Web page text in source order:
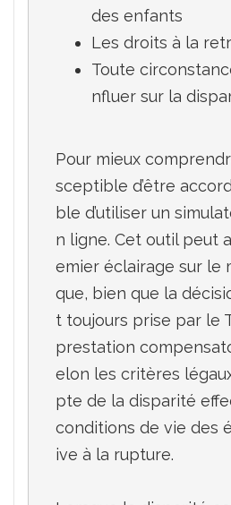
des enfants
Les droits à la
Toute
nfluer sur la
Pour mieux
sceptible d’être
ble d’utiliser un
n ligne. Cet outil peut
emier éclairage sur le
que, bien que la
t toujours prise par le
prestation
elon les critères
pte de la disparité
conditions de vie des
ive à la rupture.